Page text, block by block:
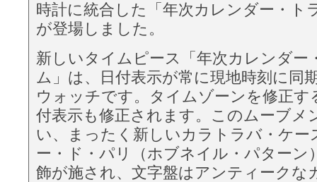
時計に統合した「年次カレンダー・ト
が登場しました。
新しいタイムピース「年次カレンダー
ム」は、日付表示が常に現地時刻に同
ウォッチです。タイムゾーンを修正す
付表示も修正されます。このムーブメ
い、まったく新しいカラトラバ・ケー
ー・ド・パリ（ホブネイル・パターン
飾が施され、文字盤はアンティークな